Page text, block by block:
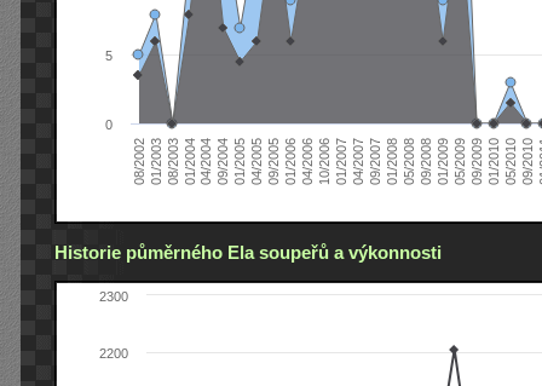
08/200201/200308/200301/200404/200409/200401/200504/200509/200501/200604/200610/200601/200704/200709/200701/200805/200809/200801/200905/200909/200901/201005/201009/2010
0
5
Historie půměrného Ela soupeřů a výkonnosti
2200
2300